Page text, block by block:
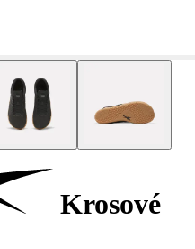
Krosové